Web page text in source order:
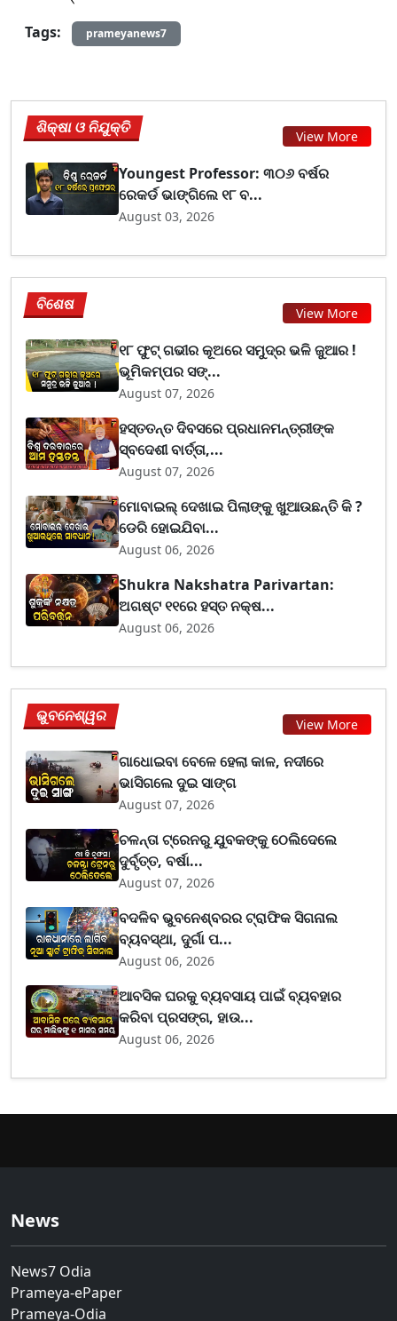
Tags:
prameyanews7
ଶିକ୍ଷା ଓ ନିଯୁକ୍ତି View More
Youngest Professor: ୩୦୬ ବର୍ଷର
ରେକର୍ଡ ଭାଙ୍ଗିଲେ ୧୮ ବ...
August 03, 2026
ବିଶେଷ View More
୧୮ ଫୁଟ୍ ଗଭୀର କୂଅରେ ସମୁଦ୍ର ଭଳି ଜୁଆର !
ଭୂମିକମ୍ପର ସଙ୍...
August 07, 2026
ହସ୍ତତନ୍ତ ଦିବସରେ ପ୍ରଧାନମନ୍ତ୍ରୀଙ୍କ
ସ୍ବଦେଶୀ ବାର୍ତ୍ତା,...
August 07, 2026
ମୋବାଇଲ୍ ଦେଖାଇ ପିଲାଙ୍କୁ ଖୁଆଉଛନ୍ତି କି ?
ଡେରି ହୋଇଯିବା...
August 06, 2026
Shukra Nakshatra Parivartan:
ଅଗଷ୍ଟ ୧୧ରେ ହସ୍ତ ନକ୍ଷ...
August 06, 2026
ଭୁବନେଶ୍ୱର View More
ଗାଧୋଇବା ବେଳେ ହେଲା କାଳ, ନଦୀରେ
ଭାସିଗଲେ ଦୁଇ ସାଙ୍ଗ
August 07, 2026
ଚଳନ୍ତା ଟ୍ରେନରୁ ଯୁବକଙ୍କୁ ଠେଲିଦେଲେ
ଦୁର୍ବୃତ୍ତ, ବର୍ଷା...
August 07, 2026
ବଦଳିବ ଭୁବନେଶ୍ବରର ଟ୍ରାଫିକ ସିଗନାଲ
ବ୍ୟବସ୍ଥା, ଦୁର୍ଗା ପ...
August 06, 2026
ଆବସିକ ଘରକୁ ବ୍ୟବସାୟ ପାଇଁ ବ୍ୟବହାର
କରିବା ପ୍ରସଙ୍ଗ, ହାଉ...
August 06, 2026
News
News7 Odia
Prameya-ePaper
Prameya-Odia